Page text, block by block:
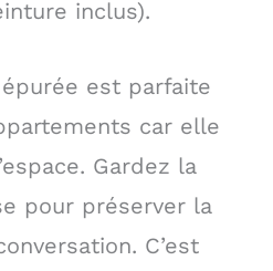
inclus).
est parfaite
car elle
Gardez la
pour préserver la
C’est